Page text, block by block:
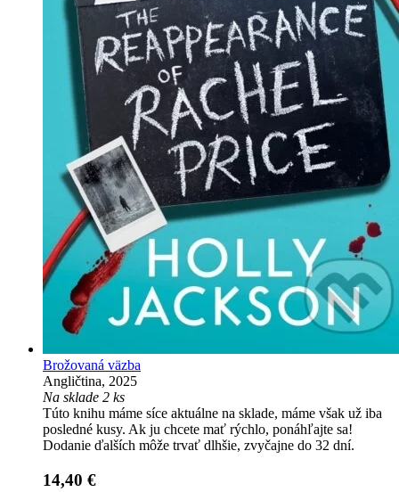
Brožovaná väzba
Angličtina, 2025
Na sklade 2 ks
Túto knihu máme síce aktuálne na sklade, máme však už iba
posledné kusy. Ak ju chcete mať rýchlo, ponáhľajte sa!
Dodanie ďalších môže trvať dlhšie, zvyčajne do 32 dní.
14,40 €